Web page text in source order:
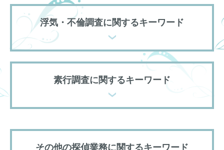
浮気・不倫調査に関するキーワード
素行調査に関するキーワード
その他の探偵業務に関するキーワード